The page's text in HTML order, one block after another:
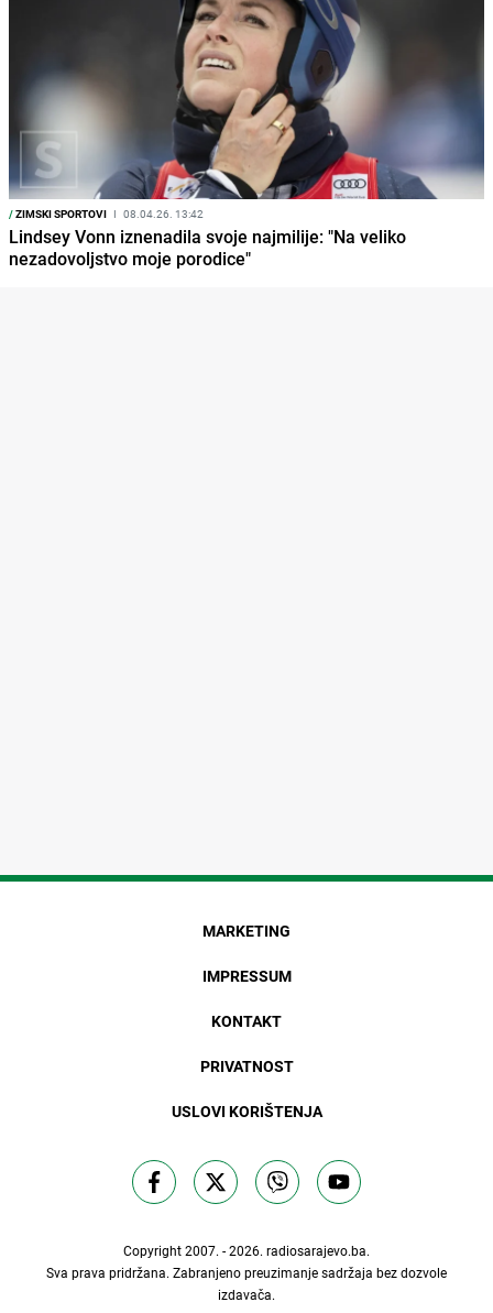
/ZIMSKI SPORTOVI I 08.04.26. 13:42
Lindsey Vonn iznenadila svoje najmilije: "Na veliko
nezadovoljstvo moje porodice"
MARKETING
IMPRESSUM
KONTAKT
PRIVATNOST
USLOVI KORIŠTENJA
Copyright 2007. - 2026. radiosarajevo.ba.
Sva prava pridržana. Zabranjeno preuzimanje sadržaja bez dozvole
izdavača.